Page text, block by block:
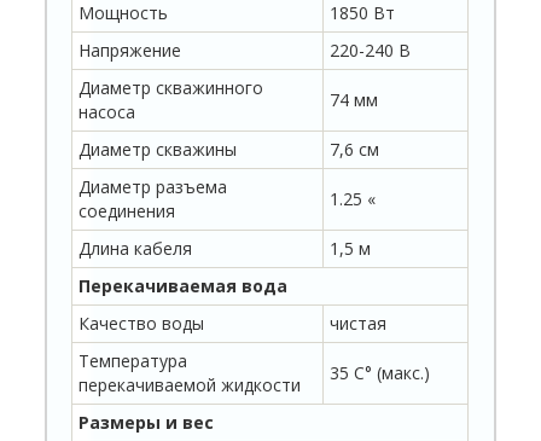
Мощность
1850 Вт
Напряжение
220-240 В
Диаметр скважинного
насоса
74 мм
Диаметр скважины
7,6 см
Диаметр разъема
соединения
1.25 «
Длина кабеля
1,5 м
Перекачиваемая вода
Качество воды
чистая
Температура
перекачиваемой жидкости
35 C° (макс.)
Размеры и вес